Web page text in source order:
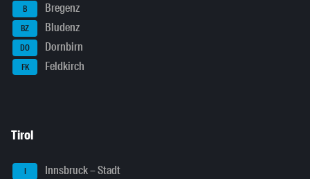
B Bregenz
BZ Bludenz
DO Dornbirn
FK Feldkirch
Tirol
I Innsbruck – Stadt